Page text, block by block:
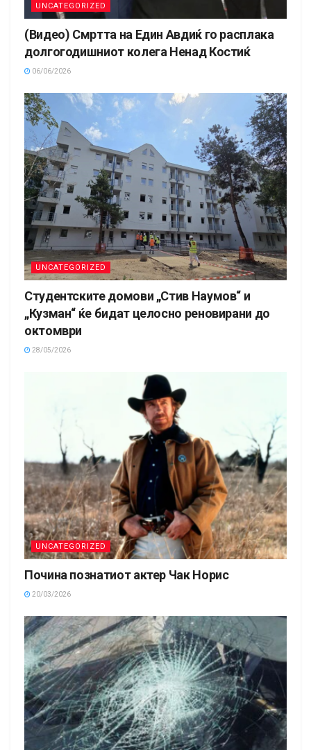
UNCATEGORIZED
(Видео) Смртта на Един Авдиќ го расплака
долгогодишниот колега Ненад Костиќ
06/06/2026
UNCATEGORIZED
Студентските домови „Стив Наумов“ и
„Кузман“ ќе бидат целосно реновирани до
октомври
28/05/2026
UNCATEGORIZED
Почина познатиот актер Чак Норис
20/03/2026